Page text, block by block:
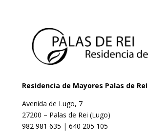
Residencia de Mayores Palas de Rei
Avenida de Lugo, 7
27200 – Palas de Rei (Lugo)
982 981 635 | 640 205 105